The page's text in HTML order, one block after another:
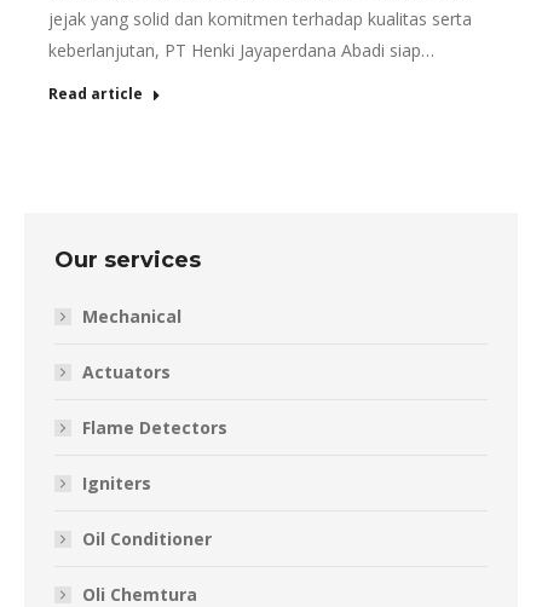
jejak yang solid dan komitmen terhadap kualitas serta
keberlanjutan, PT Henki Jayaperdana Abadi siap…
Read article
Our services
Mechanical
Actuators
Flame Detectors
Igniters
Oil Conditioner
Oli Chemtura